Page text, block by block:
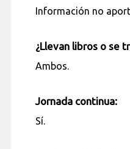
Información no
¿Llevan libros o se
Ambos.
Jornada continua:
Sí.